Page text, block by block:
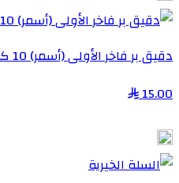
دقيق بر فاخر الأولى (أسمر) 10 كيلو
15.00